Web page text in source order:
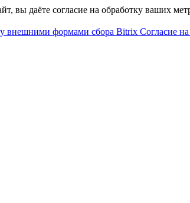
вы даёте согласие на обработку ваших
внешними формами сбора Bitrix Согласие